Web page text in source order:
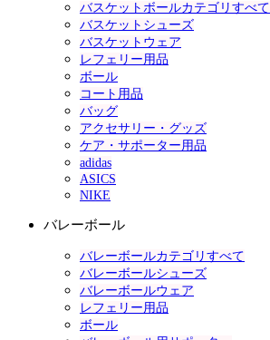
バスケットボールカテゴリすべて
バスケットシューズ
バスケットウェア
レフェリー用品
ボール
コート用品
バッグ
アクセサリー・グッズ
ケア・サポーター用品
adidas
ASICS
NIKE
バレーボール
バレーボールカテゴリすべて
バレーボールシューズ
バレーボールウェア
レフェリー用品
ボール